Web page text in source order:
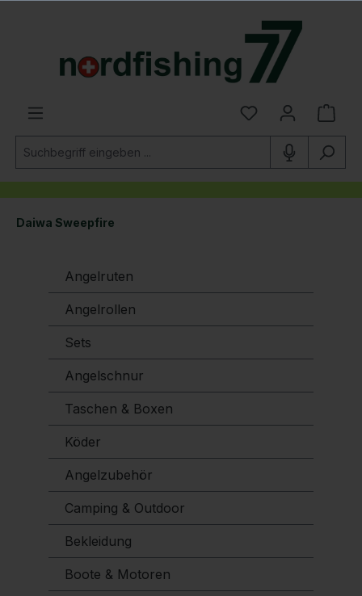
Daiwa Sweepfire
Angelruten
Angelrollen
Sets
Angelschnur
Taschen & Boxen
Köder
Angelzubehör
Camping & Outdoor
Bekleidung
Boote & Motoren